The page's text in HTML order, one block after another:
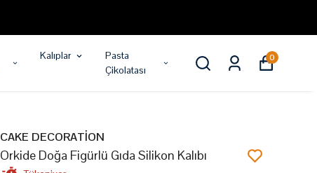
Kalıplar
Pasta
Çikolatası
0
CAKE DECORATİON
Orkide Doğa Figürlü Gıda Silikon Kalıbı